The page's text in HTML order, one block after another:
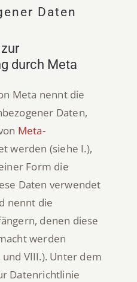
Daten
durch Meta
Meta nennt die
Daten,
Meta-
werden (siehe I.),
Form die
Daten verwendet
nennt die
denen diese
werden
VIII.). Unter dem
Datenrichtlinie